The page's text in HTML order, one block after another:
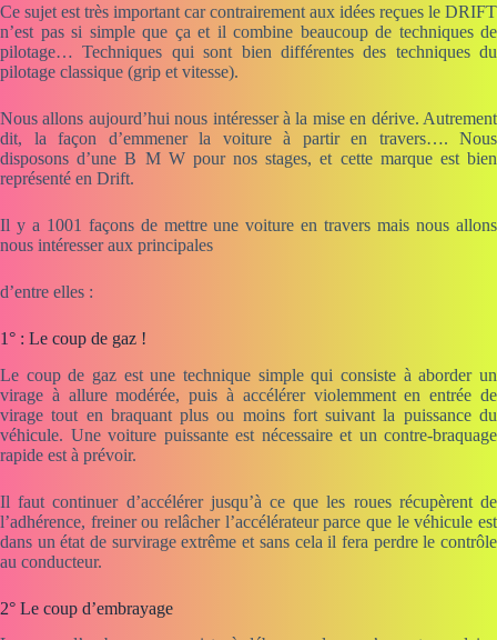
Ce sujet est très important car contrairement aux idées reçues le DRIFT
n’est pas si simple que ça et il combine beaucoup de techniques de
pilotage… Techniques qui sont bien différentes des techniques du
pilotage classique (grip et vitesse).
Nous allons aujourd’hui nous intéresser à la mise en dérive. Autrement
dit, la façon d’emmener la voiture à partir en travers…. Nous
disposons d’une B M W pour nos stages, et cette marque est bien
représenté en Drift.
Il y a 1001 façons de mettre une voiture en travers mais nous allons
nous intéresser aux principales
d’entre elles :
1° : Le coup de gaz !
Le coup de gaz est une technique simple qui consiste à aborder un
virage à allure modérée, puis à accélérer violemment en entrée de
virage tout en braquant plus ou moins fort suivant la puissance du
véhicule. Une voiture puissante est nécessaire et un contre-braquage
rapide est à prévoir.
Il faut continuer d’accélérer jusqu’à ce que les roues récupèrent de
l’adhérence, freiner ou relâcher l’accélérateur parce que le véhicule est
dans un état de survirage extrême et sans cela il fera perdre le contrôle
au conducteur.
2° Le coup d’embrayage